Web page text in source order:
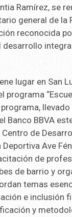
Ramírez, se
general de la
reconocida
desarrollo
lugar en San
programa
Banco BBVA
de
Ave
de
de barrio y
temas
e inclusión
y